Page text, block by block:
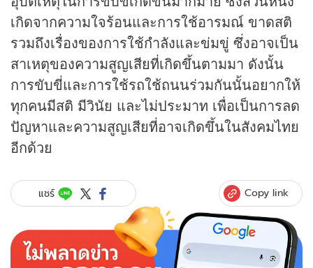
เกิดจากความใจร้อนและการใช้อารมณ์ ขาดสติ
รวมถึงเรื่องของการใช้กำลังและข่มขู่ ซึ่งอาจเป็น
สาเหตุของความสูญเสียที่เกิดขึ้นตามมา ดังนั้น
การขับขี่และการใช้รถใช้ถนนร่วมกันนั้นอยากให้
ทุกคนมีสติ มีวินัย และไม่ประมาท เพื่อเป็นการลด
ปัญหาและความสูญเสียที่อาจเกิดขึ้นในสังคมไทย
อีกด้วย
แชร์ Copy link